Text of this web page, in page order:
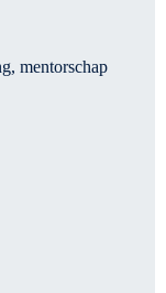
mentorschap